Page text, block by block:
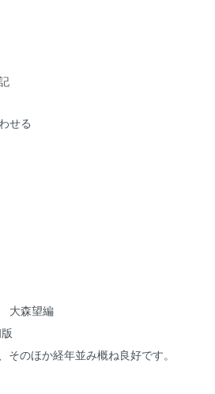
せる
大森望編
そのほか経年並み概ね良好です。